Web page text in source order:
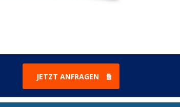
JETZT ANFRAGEN